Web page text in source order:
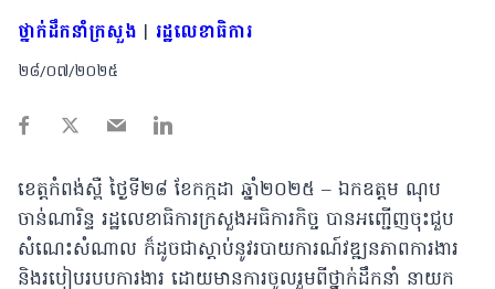
ថ្នាក់ដឹកនាំក្រសួង | រដ្ឋលេខាធិការ
២៨/០៧/២០២៥
ខេត្តកំពង់ស្ពឺ ថ្ងៃទី២៨ ខែកក្កដា ឆ្នាំ២០២៥ – ឯកឧត្តម ណុប
ចាន់ណារិន្ទ រដ្ឋលេខាធិការក្រសួងអធិការកិច្ច បានអញ្ជើញចុះជួប
សំណេះសំណាល ក៏ដូចជាស្តាប់នូវរបាយការណ៍វឌ្ឍនភាពការងារ
និងរបៀបរបបការងារ ដោយមានការចូលរួមពីថ្នាក់ដឹកនាំ នាយក